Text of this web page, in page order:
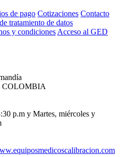
de pago Cotizaciones Contacto
tratamiento de datos
y condiciones Acceso al GED
COLOMBIA
p.m y Martes, miércoles y